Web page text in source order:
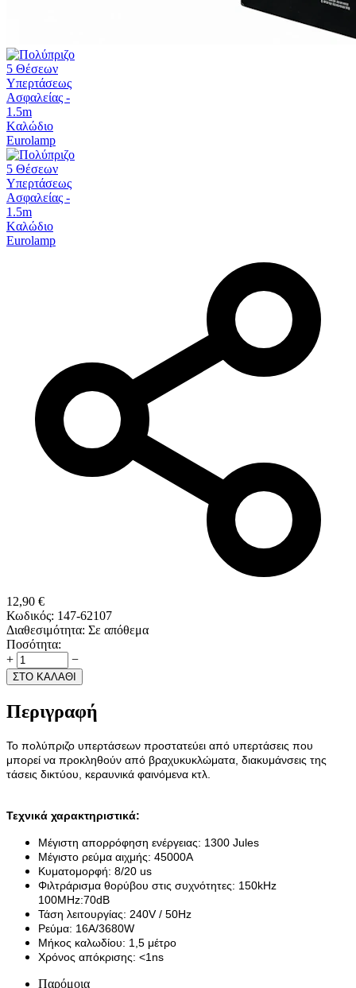
12,90 €
Κωδικός: 147-62107
Διαθεσιμότητα: Σε απόθεμα
Ποσότητα:
+
−
ΣΤΟ ΚΑΛΑΘΙ
Περιγραφή
Το πολύπριζο υπερτάσεων προστατεύει από υπερτάσεις που
μπορεί να προκληθούν από βραχυκυκλώματα, διακυμάνσεις της
τάσεις δικτύου, κεραυνικά φαινόμενα κτλ.
Τεχνικά χαρακτηριστικά:
Μέγιστη απορρόφηση ενέργειας: 1300 Jules
Μέγιστο ρεύμα αιχμής: 45000Α
Κυματομορφή: 8/20 us
Φιλτράρισμα θορύβου στις συχνότητες: 150kHz
100MHz:70dB
Τάση λειτουργίας: 240V / 50Hz
Ρεύμα: 16A/3680W
Μήκος καλωδίου: 1,5 μέτρο
Χρόνος απόκρισης: <1ns
Παρόμοια